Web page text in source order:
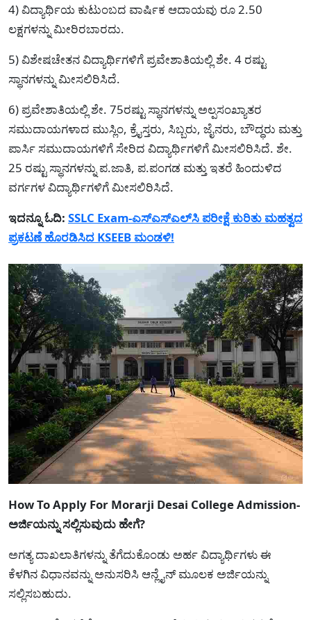
4) ವಿದ್ಯಾರ್ಥಿಯ ಕುಟುಂಬದ ವಾರ್ಷಿಕ ಆದಾಯವು ರೂ 2.50
ಲಕ್ಷಗಳನ್ನು ಮೀರಿರಬಾರದು.
5) ವಿಶೇಷಚೇತನ ವಿದ್ಯಾರ್ಥಿಗಳಿಗೆ ಪ್ರವೇಶಾತಿಯಲ್ಲಿ ಶೇ. 4 ರಷ್ಟು
ಸ್ಥಾನಗಳನ್ನು ಮೀಸಲಿರಿಸಿದೆ.
6) ಪ್ರವೇಶಾತಿಯಲ್ಲಿ ಶೇ. 75ರಷ್ಟು ಸ್ಥಾನಗಳನ್ನು ಅಲ್ಪಸಂಖ್ಯಾತರ
ಸಮುದಾಯಗಳಾದ ಮುಸ್ಲಿಂ, ಕ್ರೈಸ್ತರು, ಸಿಬ್ಬರು, ಜೈನರು, ಬೌದ್ಧರು ಮತ್ತು
ಪಾರ್ಸಿ ಸಮುದಾಯಗಳಿಗೆ ಸೇರಿದ ವಿದ್ಯಾರ್ಥಿಗಳಿಗೆ ಮೀಸಲಿರಿಸಿದೆ. ಶೇ.
25 ರಷ್ಟು ಸ್ಥಾನಗಳನ್ನು ಪ.ಜಾತಿ, ಪ.ಪಂಗಡ ಮತ್ತು ಇತರೆ ಹಿಂದುಳಿದ
ವರ್ಗಗಳ ವಿದ್ಯಾರ್ಥಿಗಳಿಗೆ ಮೀಸಲಿರಿಸಿದೆ.
ಇದನ್ನೂ ಓದಿ: SSLC Exam-ಎಸ್‌ಎಸ್‌ಎಲ್‌ಸಿ ಪರೀಕ್ಷೆ ಕುರಿತು ಮಹತ್ವದ
ಪ್ರಕಟಣೆ ಹೊರಡಿಸಿದ KSEEB ಮಂಡಳಿ!
How To Apply For Morarji Desai College Admission-
ಅರ್ಜಿಯನ್ನು ಸಲ್ಲಿಸುವುದು ಹೇಗೆ?
ಅಗತ್ಯ ದಾಖಲಾತಿಗಳನ್ನು ತೆಗೆದುಕೊಂಡು ಅರ್ಹ ವಿದ್ಯಾರ್ಥಿಗಳು ಈ
ಕೆಳಗಿನ ವಿಧಾನವನ್ನು ಅನುಸರಿಸಿ ಆನ್ಲೈನ್ ಮೂಲಕ ಅರ್ಜಿಯನ್ನು
ಸಲ್ಲಿಸಬಹುದು.